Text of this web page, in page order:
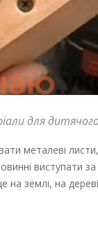
для
металеві листи,
виступати
на землі, на